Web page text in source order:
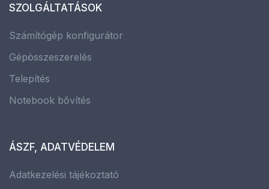
SZOLGÁLTATÁSOK
Számítógép konfigurátor
Gépösszeszerelés
Telepítés
Notebook bővítés
ÁSZF, ADATVÉDELEM
Adatkezelési tájékoztató